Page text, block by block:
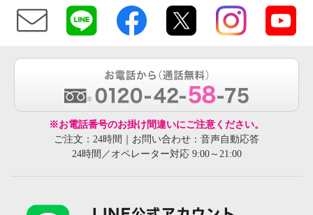
※お電話番号のお掛け間違いにご注意ください。
ご注文：24時間｜お問い合わせ：音声自動応答
24時間／オペレーター対応 9:00～21:00